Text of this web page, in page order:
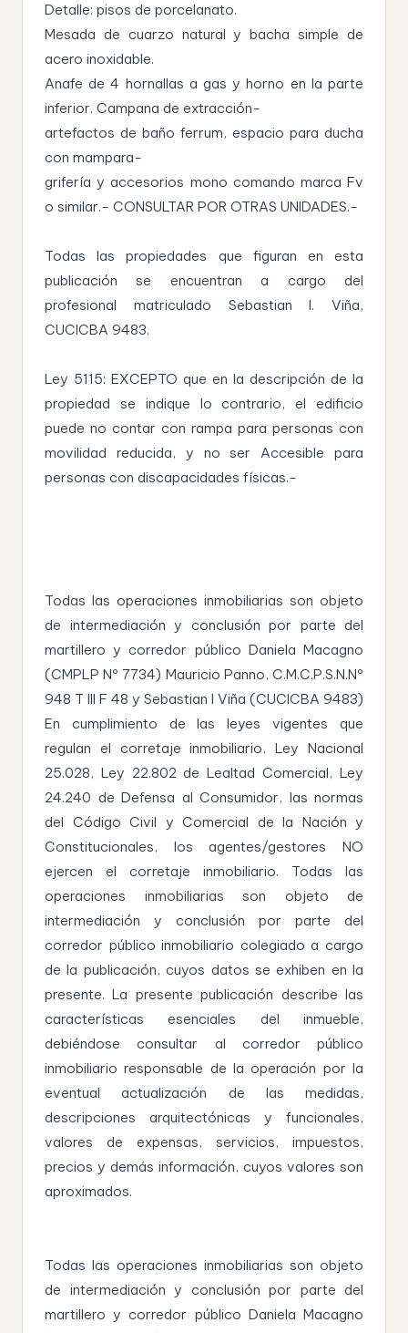
Detalle: pisos de porcelanato.
Mesada de cuarzo natural y bacha simple de
acero inoxidable.
Anafe de 4 hornallas a gas y horno en la parte
inferior. Campana de extracción-
artefactos de baño ferrum, espacio para ducha
con mampara-
grifería y accesorios mono comando marca Fv
o similar.- CONSULTAR POR OTRAS UNIDADES.-
Todas las propiedades que figuran en esta
publicación se encuentran a cargo del
profesional matriculado Sebastian I. Viña,
CUCICBA 9483.
Ley 5115: EXCEPTO que en la descripción de la
propiedad se indique lo contrario, el edificio
puede no contar con rampa para personas con
movilidad reducida, y no ser Accesible para
personas con discapacidades físicas.-
Todas las operaciones inmobiliarias son objeto
de intermediación y conclusión por parte del
martillero y corredor público Daniela Macagno
(CMPLP Nº 7734) Mauricio Panno, C.M.C.P.S.N.Nº
948 T III F 48 y Sebastian I Viña (CUCICBA 9483)
En cumplimiento de las leyes vigentes que
regulan el corretaje inmobiliario, Ley Nacional
25.028, Ley 22.802 de Lealtad Comercial, Ley
24.240 de Defensa al Consumidor, las normas
del Código Civil y Comercial de la Nación y
Constitucionales, los agentes/gestores NO
ejercen el corretaje inmobiliario. Todas las
operaciones inmobiliarias son objeto de
intermediación y conclusión por parte del
corredor público inmobiliario colegiado a cargo
de la publicación, cuyos datos se exhiben en la
presente. La presente publicación describe las
características esenciales del inmueble,
debiéndose consultar al corredor público
inmobiliario responsable de la operación por la
eventual actualización de las medidas,
descripciones arquitectónicas y funcionales,
valores de expensas, servicios, impuestos,
precios y demás información, cuyos valores son
aproximados.
Todas las operaciones inmobiliarias son objeto
de intermediación y conclusión por parte del
martillero y corredor público Daniela Macagno